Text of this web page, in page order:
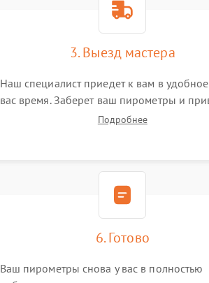
3. Выезд мастера
Наш специалист приедет к вам в
вас время. Заберет ваш пирометры и
на склад для диагностики.
Подробнее
6. Готово
Ваш пирометры снова у вас в полностью